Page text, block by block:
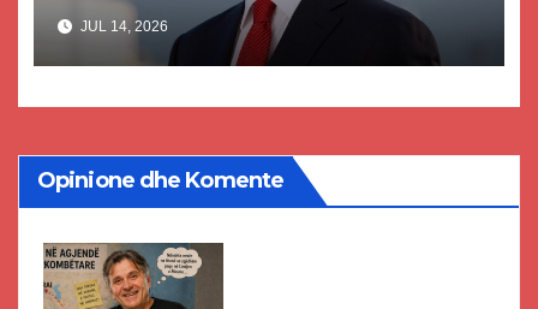
akuzat për ndërtimin e
paligjshëm të selisë së VMRO-
DPMNE-së
JUL 14, 2026
Opinione dhe Komente